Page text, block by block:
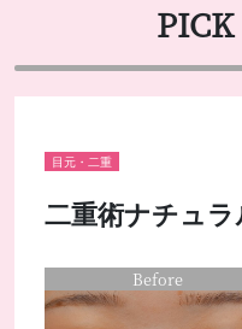
目元・二重
二重術ナチュ
Before